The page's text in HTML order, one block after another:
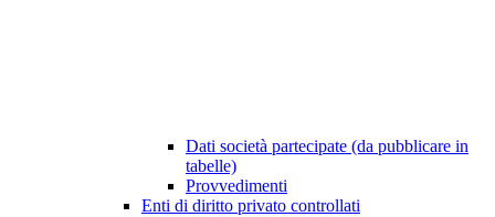
Dati società partecipate (da pubblicare in
tabelle)
Provvedimenti
Enti di diritto privato controllati